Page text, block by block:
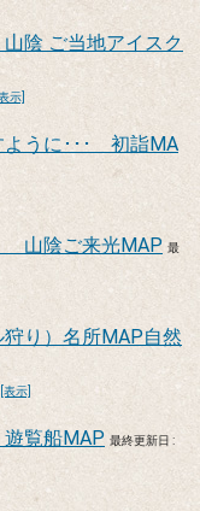
陰 ご当地アイスク
示]
ように･･･ 初詣MA
山陰ご来光MAP 最
り）名所MAP自然
[表示]
覧船MAP 最終更新日 :